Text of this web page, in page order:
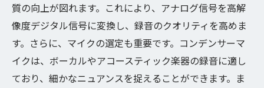
質の向上が図れます。これにより、アナログ信号を高解
像度デジタル信号に変換し、録音のクオリティを高めま
す。さらに、マイクの選定も重要です。コンデンサーマ
イクは、ボーカルやアコースティック楽器の録音に適し
ており、細かなニュアンスを捉えることができます。ま